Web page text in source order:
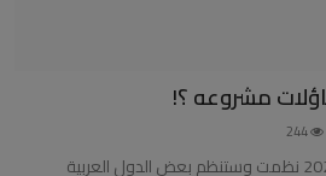
مشروعه ؟!
في الفترة بين أعوام 2022/2034 نظمت وستنظم بعض الدول العربية